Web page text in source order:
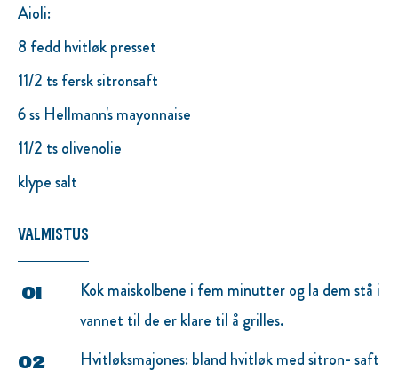
Aioli:
8 fedd hvitløk presset
11/2 ts fersk sitronsaft
6 ss Hellmann's mayonnaise
11/2 ts olivenolie
klype salt
VALMISTUS
Kok maiskolbene i fem minutter og la dem stå i
vannet til de er klare til å grilles.
Hvitløksmajones: bland hvitløk med sitron- saft